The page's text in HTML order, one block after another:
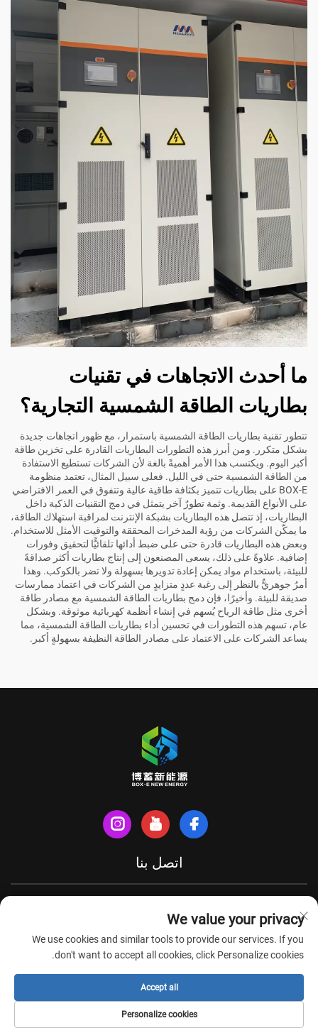
ما أحدث الاتجاهات في تقنيات
بطاريات الطاقة الشمسية التجارية؟
تتطور تقنية بطاريات الطاقة الشمسية باستمرار، مع ظهور اتجاهات جديدة
بشكل متكرر. ومن أبرز هذه التطورات البطاريات القادرة على تخزين طاقة
أكبر اليوم. ويكتسب هذا الأمر أهميةً بالغة لأن الشركات تستطيع الاستفادة
من الطاقة الشمسية حتى في الليل. فعلى سبيل المثال، تعتمد منظومة
BOX-E على بطاريات تتميز بكثافة طاقية عالية وتتفوق في العمر الافتراضي
على الأنواع القديمة. وثمة تطورٌ آخر يتمثل في دمج التقنيات الذكية داخل
البطاريات، إذ تتصل هذه البطاريات بشبكة الإنترنت لمراقبة استهلاك الطاقة،
ما يمكّن الشركات من رؤية المدخرات المحققة والتوقيت الأمثل للاستخدام.
وبعض هذه البطاريات قادرة حتى على ضبط أدائها تلقائيًّا لتحقيق وفورات
إضافية. علاوةً على ذلك، يسعى المصنعون إلى إنتاج بطاريات أكثر صداقةً
للبيئة، باستخدام مواد يمكن إعادة تدويرها بسهولة ولا تضر بالكوكب. وهذا
أمرٌ جوهريٌّ بالنظر إلى رغبة عددٍ متزايدٍ من الشركات في اعتماد ممارسات
صديقة للبيئة. وأخيرًا، فإن دمج بطاريات الطاقة الشمسية مع مصادر طاقة
أخرى مثل طاقة الرياح يُسهم في إنشاء أنظمة كهربائية موثوقة. وبشكل
عام، تسهم هذه التطورات في تحسين أداء بطاريات الطاقة الشمسية، مما
يساعد الشركات على الاعتماد على مصادر الطاقة النظيفة بسهولةٍ أكبر.
اتصل بنا
حقوق الطبع والنشر © شركة آنهوي بوكس-إي لتكنولوجيا الطاقة الجديدة
المحدودة. جميع الحقوق محفوظة - سياسة الخصوصية
We value your privacy
We use cookies and similar tools to provide our services. If you
don't want to accept all cookies, click Personalize cookies.
Personalize cookies
Accept all